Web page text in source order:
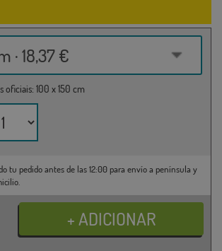
· 18,37 €
oficiais: 100 x 150 cm
tu pedido antes de las 12:00 para envío a península y